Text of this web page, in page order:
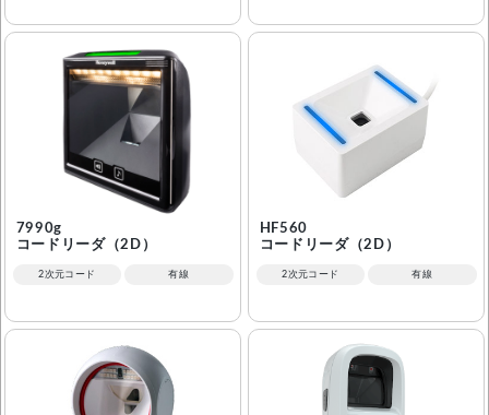
7990g
コードリーダ（2D）
2次元コード 有線
HF560
コードリーダ（2D）
2次元コード 有線